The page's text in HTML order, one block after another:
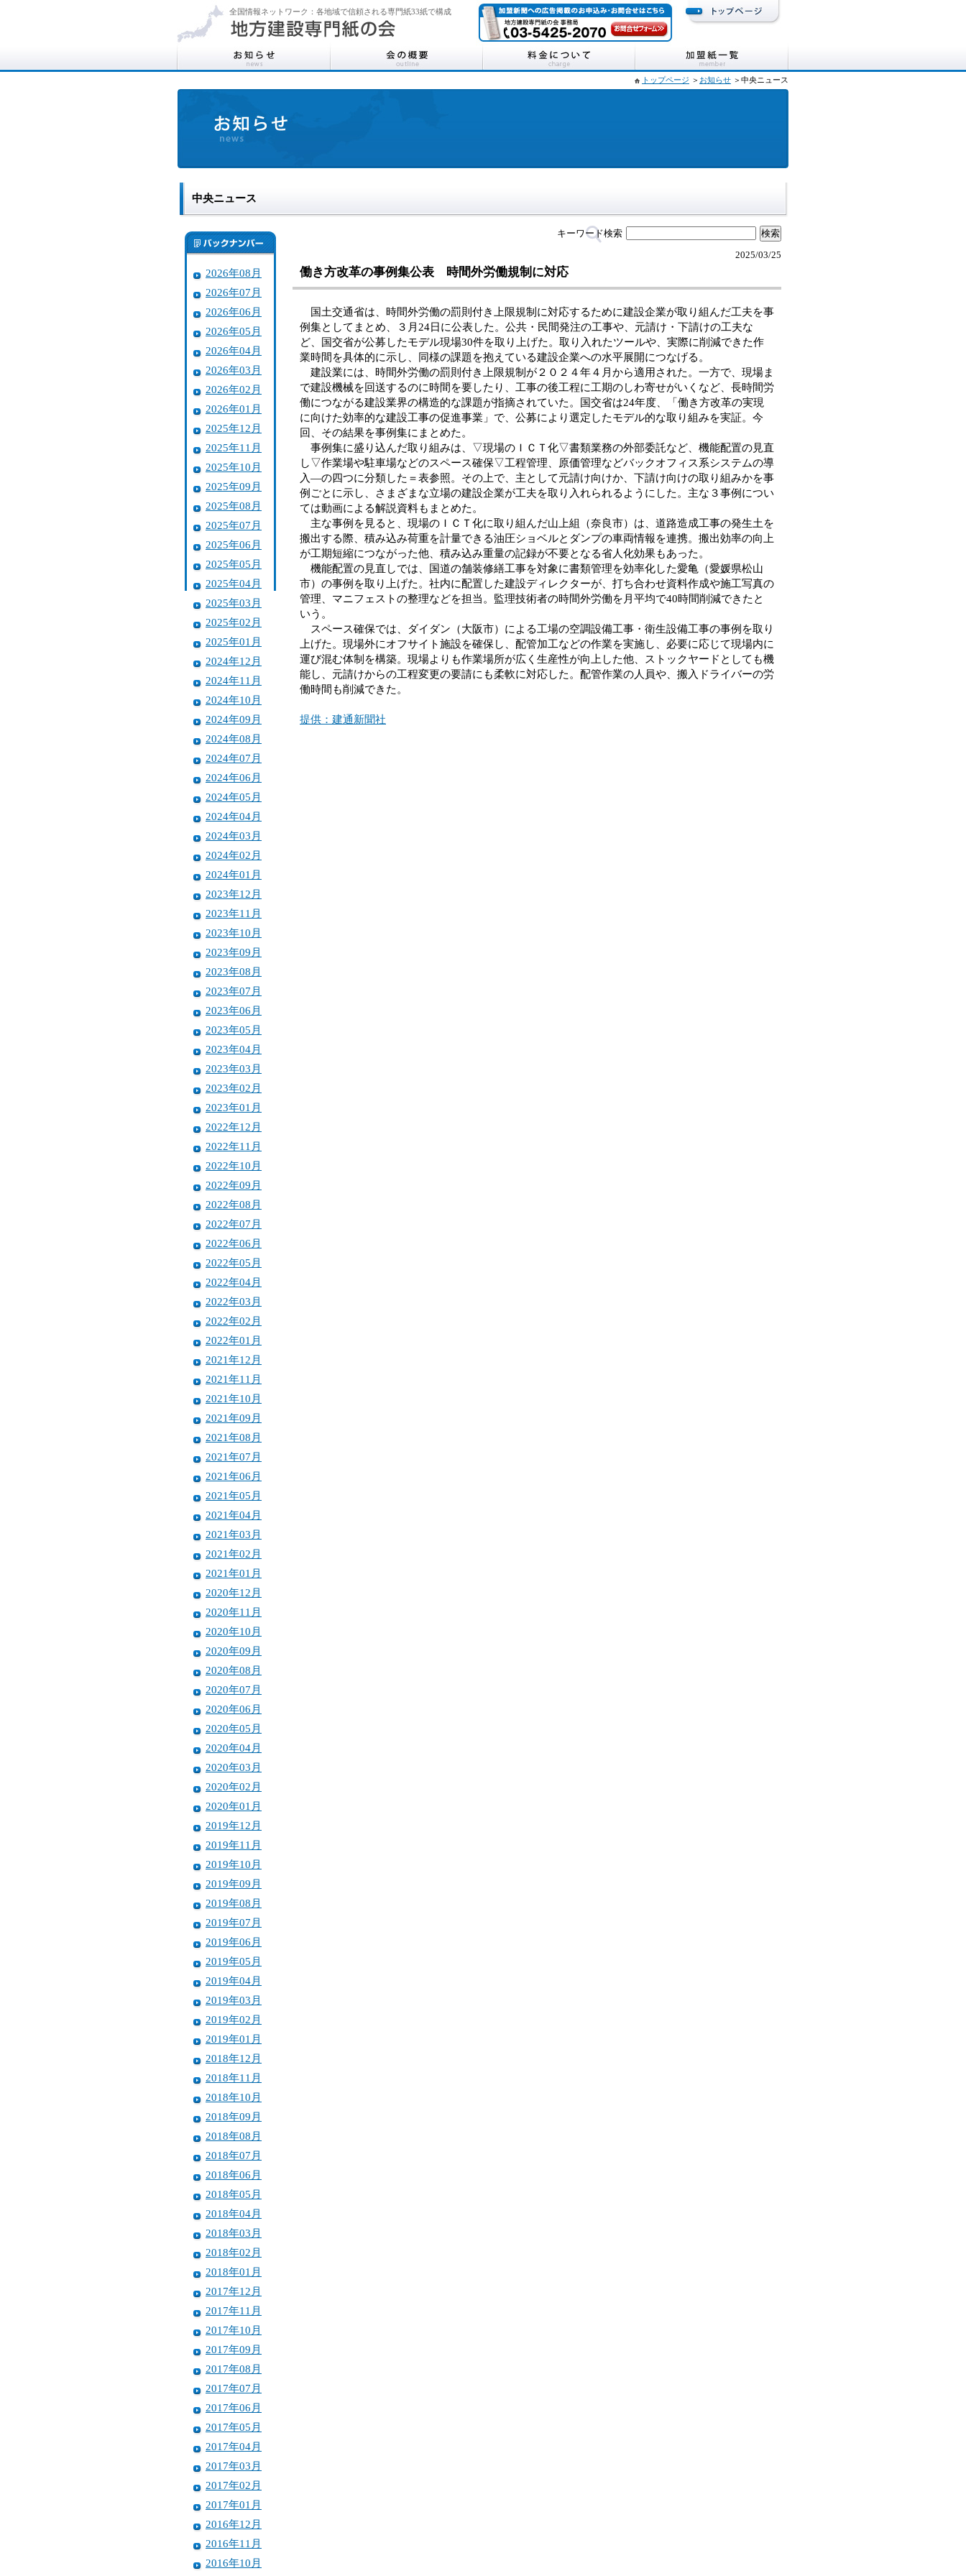
全国情報ネットワーク：各地域で信頼される専門紙33紙で構成
トップページ ＞ お知らせ ＞中央ニュース
中央ニュース
2026年08月
2026年07月
2026年06月
2026年05月
2026年04月
2026年03月
2026年02月
2026年01月
2025年12月
2025年11月
2025年10月
2025年09月
2025年08月
2025年07月
2025年06月
2025年05月
2025年04月
2025年03月
2025年02月
2025年01月
2024年12月
2024年11月
2024年10月
2024年09月
2024年08月
2024年07月
2024年06月
2024年05月
2024年04月
2024年03月
2024年02月
2024年01月
2023年12月
2023年11月
2023年10月
2023年09月
2023年08月
2023年07月
2023年06月
2023年05月
2023年04月
2023年03月
2023年02月
2023年01月
2022年12月
2022年11月
2022年10月
2022年09月
2022年08月
2022年07月
2022年06月
2022年05月
2022年04月
2022年03月
2022年02月
2022年01月
2021年12月
2021年11月
2021年10月
2021年09月
2021年08月
2021年07月
2021年06月
2021年05月
2021年04月
2021年03月
2021年02月
2021年01月
2020年12月
2020年11月
2020年10月
2020年09月
2020年08月
2020年07月
2020年06月
2020年05月
2020年04月
2020年03月
2020年02月
2020年01月
2019年12月
2019年11月
2019年10月
2019年09月
2019年08月
2019年07月
2019年06月
2019年05月
2019年04月
2019年03月
2019年02月
2019年01月
2018年12月
2018年11月
2018年10月
2018年09月
2018年08月
2018年07月
2018年06月
2018年05月
2018年04月
2018年03月
2018年02月
2018年01月
2017年12月
2017年11月
2017年10月
2017年09月
2017年08月
2017年07月
2017年06月
2017年05月
2017年04月
2017年03月
2017年02月
2017年01月
2016年12月
2016年11月
2016年10月
キーワード検索
2025/03/25
働き方改革の事例集公表 時間外労働規制に対応
国土交通省は、時間外労働の罰則付き上限規制に対応するために建設企業が取り組んだ工夫を事
例集としてまとめ、３月24日に公表した。公共・民間発注の工事や、元請け・下請けの工夫な
ど、国交省が公募したモデル現場30件を取り上げた。取り入れたツールや、実際に削減できた作
業時間を具体的に示し、同様の課題を抱えている建設企業への水平展開につなげる。
建設業には、時間外労働の罰則付き上限規制が２０２４年４月から適用された。一方で、現場ま
で建設機械を回送するのに時間を要したり、工事の後工程に工期のしわ寄せがいくなど、長時間労
働につながる建設業界の構造的な課題が指摘されていた。国交省は24年度、「働き方改革の実現
に向けた効率的な建設工事の促進事業」で、公募により選定したモデル的な取り組みを実証。今
回、その結果を事例集にまとめた。
事例集に盛り込んだ取り組みは、▽現場のＩＣＴ化▽書類業務の外部委託など、機能配置の見直
し▽作業場や駐車場などのスペース確保▽工程管理、原価管理などバックオフィス系システムの導
入―の四つに分類した＝表参照。その上で、主として元請け向けか、下請け向けの取り組みかを事
例ごとに示し、さまざまな立場の建設企業が工夫を取り入れられるようにした。主な３事例につい
ては動画による解説資料もまとめた。
主な事例を見ると、現場のＩＣＴ化に取り組んだ山上組（奈良市）は、道路造成工事の発生土を
搬出する際、積み込み荷重を計量できる油圧ショベルとダンプの車両情報を連携。搬出効率の向上
が工期短縮につながった他、積み込み重量の記録が不要となる省人化効果もあった。
機能配置の見直しでは、国道の舗装修繕工事を対象に書類管理を効率化した愛亀（愛媛県松山
市）の事例を取り上げた。社内に配置した建設ディレクターが、打ち合わせ資料作成や施工写真の
管理、マニフェストの整理などを担当。監理技術者の時間外労働を月平均で40時間削減できたと
いう。
スペース確保では、ダイダン（大阪市）による工場の空調設備工事・衛生設備工事の事例を取り
上げた。現場外にオフサイト施設を確保し、配管加工などの作業を実施し、必要に応じて現場内に
運び混む体制を構築。現場よりも作業場所が広く生産性が向上した他、ストックヤードとしても機
能し、元請けからの工程変更の要請にも柔軟に対応した。配管作業の人員や、搬入ドライバーの労
働時間も削減できた。
提供：建通新聞社